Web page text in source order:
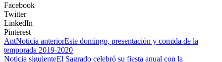
Facebook
Twitter
LinkedIn
Pinterest
AntNoticia anteriorEste domingo, presentación y comida de la
temporada 2019-2020
Noticia siguienteEl Sagrado celebró su fiesta anual con la